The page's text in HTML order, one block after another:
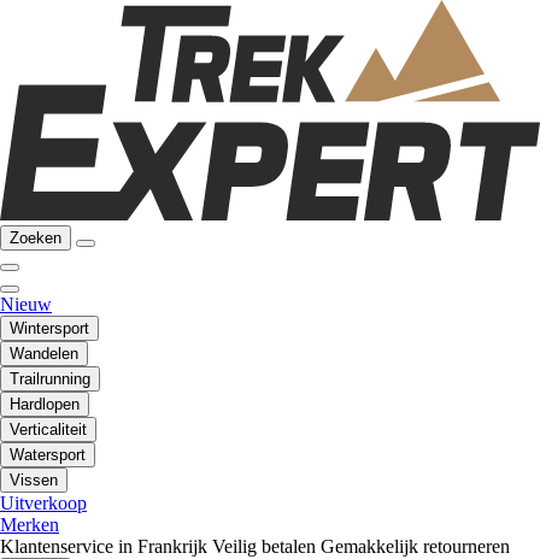
Zoeken
Nieuw
Wintersport
Wandelen
Trailrunning
Hardlopen
Verticaliteit
Watersport
Vissen
Uitverkoop
Merken
Klantenservice in Frankrijk Veilig betalen Gemakkelijk retourneren